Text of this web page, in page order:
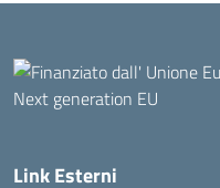
Link Esterni